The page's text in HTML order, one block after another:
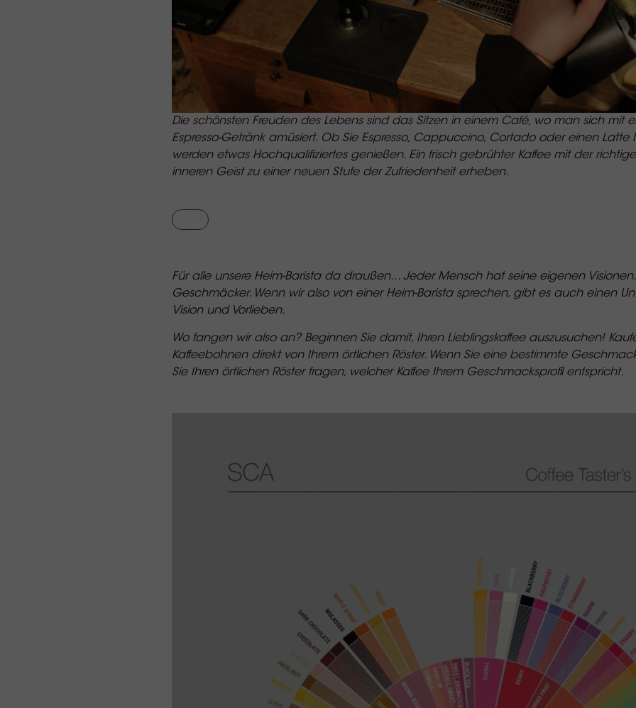
Die schönsten Freuden des Lebens sind das Sitzen in einem Café, wo man sich mit
Espresso-Getränk amüsiert. Ob Sie Espresso, Cappuccino, Cortado oder einen
werden etwas Hochqualifiziertes genießen. Ein frisch gebrühter Kaffee mit der
inneren Geist zu einer neuen Stufe der Zufriedenheit erheben.
Für alle unsere Heim-Barista da draußen... Jeder Mensch hat seine eigenen
Geschmäcker. Wenn wir also von einer Heim-Barista sprechen, gibt es auch einen
Vision und Vorlieben.
Wo fangen wir also an? Beginnen Sie damit, Ihren Lieblingskaffee auszusuchen!
Kaffeebohnen direkt von Ihrem örtlichen Röster. Wenn Sie eine bestimmte
Sie Ihren örtlichen Röster fragen, welcher Kaffee Ihrem Geschmacksprofil entspricht.